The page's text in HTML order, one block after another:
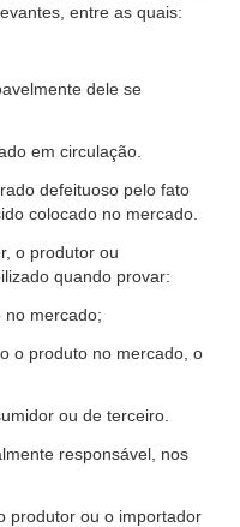
entre as quais:
dele se
em circulação.
defeituoso pelo fato
colocado no mercado.
o produtor ou
quando provar:
no mercado;
o produto no mercado, o
ou de terceiro.
responsável, nos
produtor ou o importador